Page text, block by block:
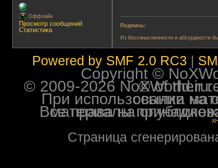
Оффлайн
Просмотр сообщений
Статистика
Подпись:
Из бессмысленности и абсурдности
Powered by SMF 2.0 RC3
Copyright ©
© 2009-2026 NoXWorld.ru. All
При использовании
Все права на опубликованные на форуме
Страница